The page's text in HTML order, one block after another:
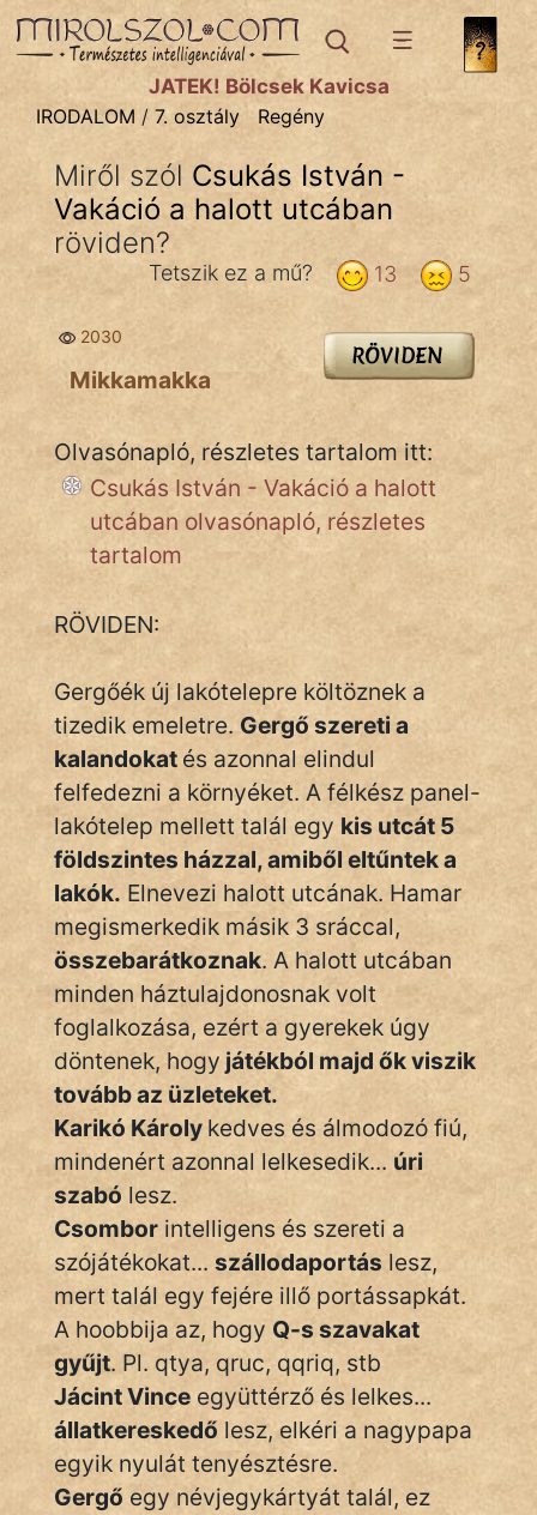
IRODALOMtémák:
Dráma
Költemény
Eposz
Komédia
Kötelező
Legenda
Mese
Mitológia
Monda
És
Elbeszélés
Regény
Tanmese
Vers
IRODALOM
SZÓLÁS
És
KÖZMONDÁS
PSZICHO
ZENE
FILM
ÉLETMÓD
MAGYARSÁG
És
TÖRTÉNELEM
Népszerű szerzőink:
JÁTÉK! Bölcsek Kavicsa
IRODALOM / 7. osztály Regény
Miről szól Csukás István -
Vakáció a halott utcában
röviden?
5
13
Tetszik ez a mű?
RÖVIDEN
2030
Mikkamakka
Olvasónapló, részletes tartalom itt:
Csukás István - Vakáció a halott
utcában olvasónapló, részletes
tartalom
RÖVIDEN:
Gergőék új lakótelepre költöznek a
tizedik emeletre.Gergő szereti a
kalandokat és azonnal elindul
felfedezni a környéket. A félkész panel-
lakótelep mellett talál egy kis utcát 5
földszintes házzal, amiből eltűntek a
lakók. Elnevezi halott utcának. Hamar
megismerkedik másik 3 sráccal,
összebarátkoznak. A halott utcában
minden háztulajdonosnak volt
foglalkozása, ezért a gyerekek úgy
döntenek, hogy játékból majd ők viszik
tovább az üzleteket.
Karikó Károly kedves és álmodozó fiú,
mindenért azonnal lelkesedik... úri
szabó lesz.
Csombor intelligens és szereti a
szójátékokat... szállodaportás lesz,
mert talál egy fejére illő portássapkát.
A hoobbija az, hogy Q-s szavakat
gyűjt. Pl. qtya, qruc, qqriq, stb
Jácint Vince együttérző és lelkes...
állatkereskedő lesz, elkéri a nagypapa
egyik nyulát tenyésztésre.
Gergő egy névjegykártyát talál, ez